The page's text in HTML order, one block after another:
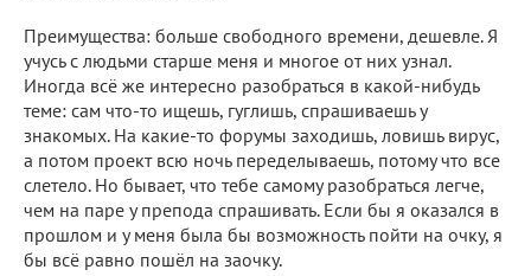
Преимущества: больше свободного времени, дешевле. Я
учусь с людьми старше меня и многое от них узнал.
Иногда всё же интересно разобраться в какой-нибудь
теме: сам что-то ищешь, гуглишь, спрашиваешь у
знакомых. На какие-то форумы заходишь, ловишь вирус,
а потом проект всю ночь переделываешь, потому что все
слетело. Но бывает, что тебе самому разобраться легче,
чем на паре у препода спрашивать. Если бы я оказался в
прошлом и у меня была бы возможность пойти на очку, я
бы всё равно пошёл на заочку.